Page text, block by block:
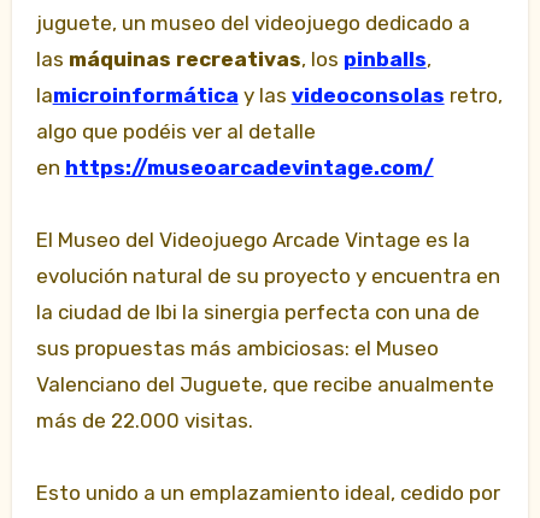
juguete, un museo del videojuego dedicado a
las máquinas recreativas, los pinballs,
lamicroinformática y las videoconsolas retro,
algo que podéis ver al detalle
en https://museoarcadevintage.com/
El Museo del Videojuego Arcade Vintage es la
evolución natural de su proyecto y encuentra en
la ciudad de Ibi la sinergia perfecta con una de
sus propuestas más ambiciosas: el Museo
Valenciano del Juguete, que recibe anualmente
más de 22.000 visitas.
Esto unido a un emplazamiento ideal, cedido por